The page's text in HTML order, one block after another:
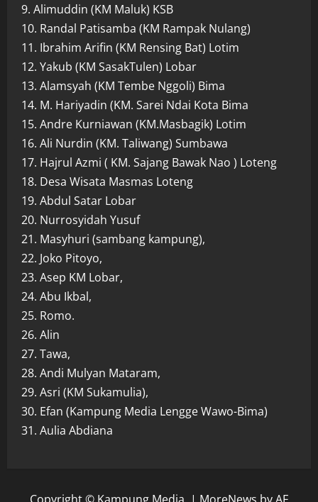
9. Alimuddin (KM Maluk) KSB
10. Randal Patisamba (KM Rampak Nulang)
11. Ibrahim Arifin (KM Rensing Bat) Lotim
12. Yakub (KM SasakTulen) Lobar
13. Alamsyah (KM Tembe Nggoli) Bima
14. M. Hariyadin (KM. Sarei Ndai Kota Bima
15. Andre Kurniawan (KM.Masbagik) Lotim
16. Ali Nurdin (KM. Taliwang) Sumbawa
17. Hajrul Azmi ( KM. Sajang Bawak Nao ) Loteng
18. Desa Wisata Masmas Loteng
19. Abdul Satar Lobar
20. Nurrosyidah Yusuf
21. Masyhuri (sambang kampung),
22. Joko Pitoyo,
23. Asep KM Lobar,
24. Abu Ikbal,
25. Romo.
26. Alin
27. Tawa,
28. Andi Mulyan Mataram,
29. Asri (KM Sukamulia),
30. Efan (Kampung Media Lengge Wawo-Bima)
31. Aulia Abdiana